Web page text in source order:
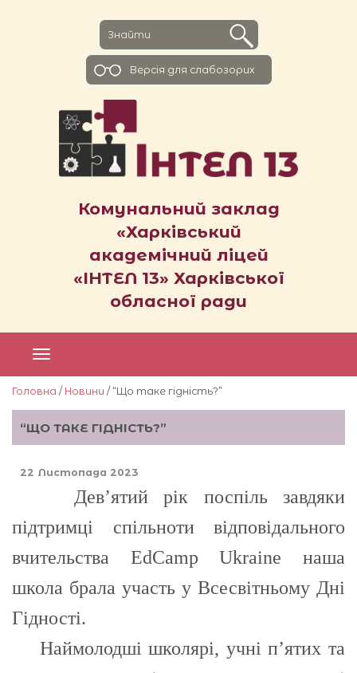
Комунальний заклад
«Харківський
академічний ліцей
«ІНТЕЛ 13» Харківської
обласної ради
Версiя для слабозорих
Головна / Новини / “Що таке гідність?”
“ЩО ТАКЕ ГІДНІСТЬ?”
22 Листопада 2023
Дев’ятий рік поспіль завдяки
підтримці спільноти відповідального
вчительства EdCamp Ukraine наша
школа брала участь у Вcесвітньому Дні
Гідності.
Наймолодші школярі, учні п’ятих та